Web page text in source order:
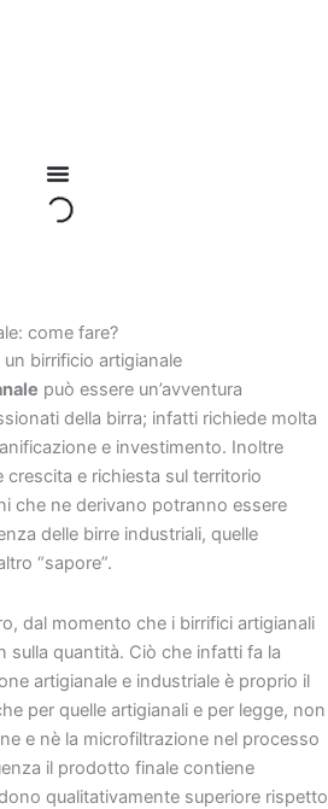
come fare?
può essere un’avventura
della birra; infatti richiede molta
e investimento. Inoltre
crescita e richiesta sul territorio
che ne derivano potranno essere
delle birre industriali, quelle
“sapore”.
dal momento che i birrifici artigianali
sulla quantità. Ciò che infatti fa la
artigianale e industriale è proprio il
per quelle artigianali e per legge, non
e nè la microfiltrazione nel processo
il prodotto finale contiene
qualitativamente superiore rispetto